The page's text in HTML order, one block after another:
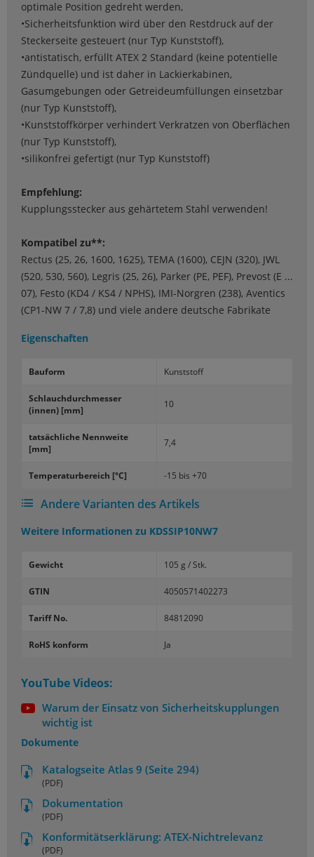
optimale Position gedreht werden,
•Sicherheitsfunktion wird über den Restdruck auf der
Steckerseite gesteuert (nur Typ Kunststoff),
•antistatisch, erfüllt ATEX 2 Standard (keine potentielle
Zündquelle) und ist daher in Lackierkabinen,
Gasumgebungen oder Getreideumfüllungen einsetzbar
(nur Typ Kunststoff),
•Kunststoffkörper verhindert Verkratzen von Oberflächen
(nur Typ Kunststoff),
•silikonfrei gefertigt (nur Typ Kunststoff)
Empfehlung:
Kupplungsstecker aus gehärtetem Stahl verwenden!
Kompatibel zu**:
Rectus (25, 26, 1600, 1625), TEMA (1600), CEJN (320), JWL
(520, 530, 560), Legris (25, 26), Parker (PE, PEF), Prevost (E ...
07), Festo (KD4 / KS4 / NPHS), IMI-Norgren (238), Aventics
(CP1-NW 7 / 7,8) und viele andere deutsche Fabrikate
Eigenschaften
Bau­form Kunst­stoff
Schlauch­durch­mes­ser
(innen) [mm]
10
tat­säch­li­che Nenn­wei­te
[mm]
7,4
Tem­pe­ra­tur­be­reich [°C] -15 bis +70
Andere Varianten des Artikels
Weitere Informationen zu KDSSIP10NW7
Gewicht 105 g / Stk.
GTIN 4050571402273
Tariff No. 84812090
RoHS konform Ja
YouTube Videos:
Warum der Einsatz von Sicherheitskupplungen
wichtig ist
Dokumente
Katalogseite Atlas 9 (Seite 294)
(PDF)
Dokumentation
(PDF)
Konformitätserklärung: ATEX-Nichtrelevanz
(PDF)